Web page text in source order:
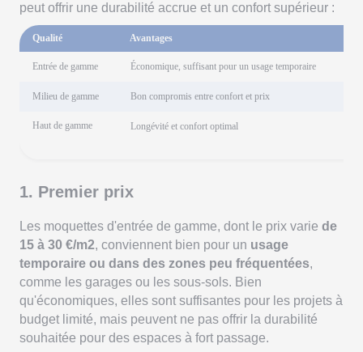
peut offrir une durabilité accrue et un confort supérieur :
Qualité Avantages
Entrée de gamme Économique, suffisant pour un usage temporaire
Milieu de gamme Bon compromis entre confort et prix
Haut de gamme Longévité et confort optimal
1. Premier prix
Les moquettes d'entrée de gamme, dont le prix varie de
15 à 30 €/m2, conviennent bien pour un usage
temporaire ou dans des zones peu fréquentées,
comme les garages ou les sous-sols. Bien
qu'économiques, elles sont suffisantes pour les projets à
budget limité, mais peuvent ne pas offrir la durabilité
souhaitée pour des espaces à fort passage.